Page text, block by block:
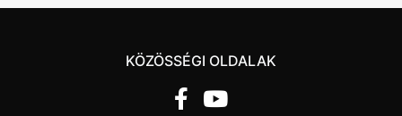
KÖZÖSSÉGI OLDALAK